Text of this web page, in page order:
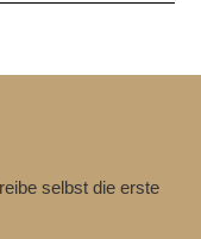
selbst die erste